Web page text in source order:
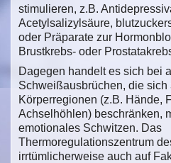
stimulieren, z.B.
Acetylsalizylsäure,
oder Präparate zur
Brustkrebs- oder
Dagegen handelt es sich bei
Schweißausbrüchen, die sich
Körperregionen (z.B. Hände,
Achselhöhlen) beschränken,
emotionales Schwitzen. Das
Thermoregulationszentrum
irrtümlicherweise auch auf